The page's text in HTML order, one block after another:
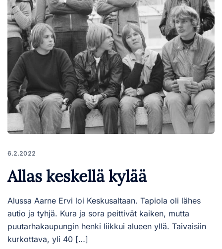
6.2.2022
Allas keskellä kylää
Alussa Aarne Ervi loi Keskusaltaan. Tapiola oli lähes
autio ja tyhjä. Kura ja sora peittivät kaiken, mutta
puutarhakaupungin henki liikkui alueen yllä. Taivaisiin
kurkottava, yli 40 […]